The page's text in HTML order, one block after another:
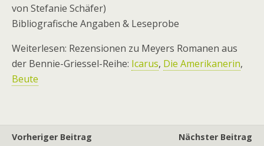
von Stefanie Schäfer)
Bibliografische Angaben & Leseprobe
Weiterlesen: Rezensionen zu Meyers Romanen aus
der Bennie-Griessel-Reihe: Icarus, Die Amerikanerin,
Beute
Vorheriger Beitrag
Nächster Beitrag